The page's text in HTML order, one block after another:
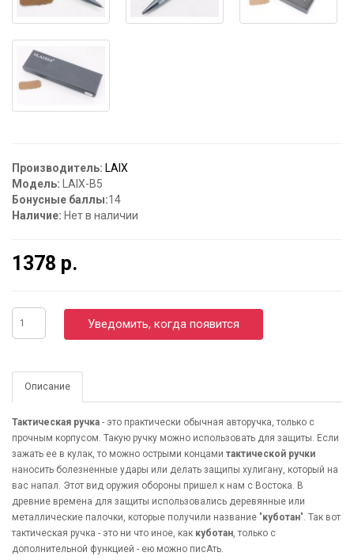
Производитель: LAIX
Модель: LAIX-B5
Бонусные баллы:14
Наличие: Нет в наличии
1378 р.
Уведомить, когда появится
Описание
Тактическая ручка - это практически обычная авторучка, только с
прочным корпусом. Такую ручку можно использовать для защиты. Если
зажать ее в кулак, то можно острыми концами тактической ручки
наносить болезненные удары или делать защипы хулигану, который на
вас напал. Этот вид оружия обороны пришел к нам с Востока. В
древние времена для защиты использовались деревянные или
металлические палочки, которые получили название "куботан". Так вот
тактическая ручка - это ни что иное, как куботан , только с
дополнительной функцией - ею можно писАть.